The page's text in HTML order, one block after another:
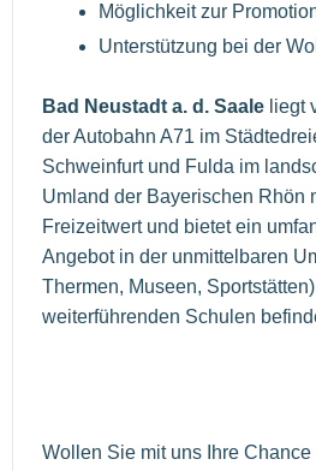
Möglichkeit zur
Unterstützung bei der
Bad Neustadt a. d. Saale liegt
der Autobahn A71 im
Schweinfurt und Fulda im
Umland der Bayerischen Rhön
Freizeitwert und bietet ein
Angebot in der unmittelbaren
Thermen, Museen,
weiterführenden Schulen
Wollen Sie mit uns Ihre